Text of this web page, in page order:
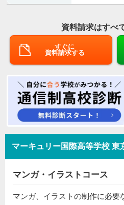
資料請求はすべ
すぐに
資料請求する
マーキュリー国際高等学校 東
マンガ・イラストコース
マンガ、イラストの制作に必要